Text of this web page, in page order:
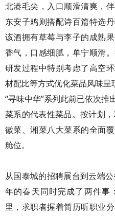
北港毛尖，入口顺滑清爽，
东安子鸡则搭配诗百篇特选
该酒拥有草莓与李子的成熟
香气，口感细腻，单宁顺滑
研发过程中特别考虑了高空
材配比等方式优化菜品风味呈
“寻味中华”系列此前已依次
菜系的代表性菜品。按计划
徽菜、湘菜八大菜系的全面
舱位。
从国泰城的招聘展台到云端
年的春天同时完成了两件事
里，求职者握着简历听职业